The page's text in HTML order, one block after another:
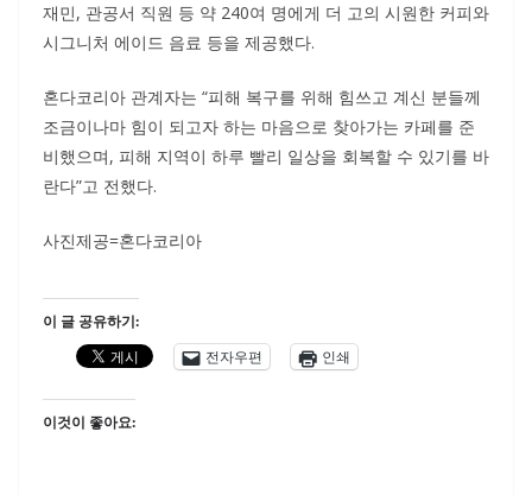
재민, 관공서 직원 등 약 240여 명에게 더 고의 시원한 커피와
시그니처 에이드 음료 등을 제공했다.
혼다코리아 관계자는 “피해 복구를 위해 힘쓰고 계신 분들께
조금이나마 힘이 되고자 하는 마음으로 찾아가는 카페를 준
비했으며, 피해 지역이 하루 빨리 일상을 회복할 수 있기를 바
란다”고 전했다.
사진제공=혼다코리아
이 글 공유하기:
전자우편
인쇄
이것이 좋아요: